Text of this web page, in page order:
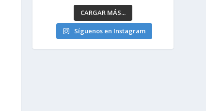
CARGAR MÁS...
Síguenos en Instagram